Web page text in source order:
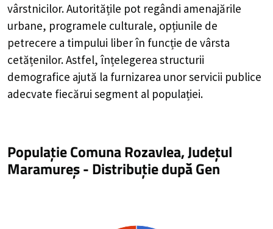
vârstnicilor. Autoritățile pot regândi amenajările
urbane, programele culturale, opțiunile de
petrecere a timpului liber în funcție de vârsta
cetățenilor. Astfel, înțelegerea structurii
demografice ajută la furnizarea unor servicii publice
adecvate fiecărui segment al populației.
Populație Comuna Rozavlea, Județul
Maramureș-Distribuțiedupă Gen